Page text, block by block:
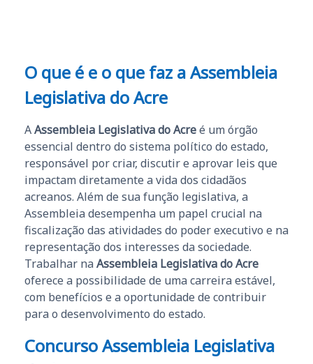
O que é e o que faz a Assembleia
Legislativa do Acre
AAssembleia Legislativa do Acreé um órgão
essencial dentro do sistema político do estado,
responsável por criar, discutir e aprovar leis que
impactam diretamente a vida dos cidadãos
acreanos. Além de sua função legislativa, a
Assembleia desempenha um papel crucial na
fiscalização das atividades do poder executivo e na
representação dos interesses da sociedade.
Trabalhar na Assembleia Legislativa do Acre
oferece a possibilidade de uma carreira estável,
com benefícios e a oportunidade de contribuir
para o desenvolvimento do estado.
Concurso Assembleia Legislativa